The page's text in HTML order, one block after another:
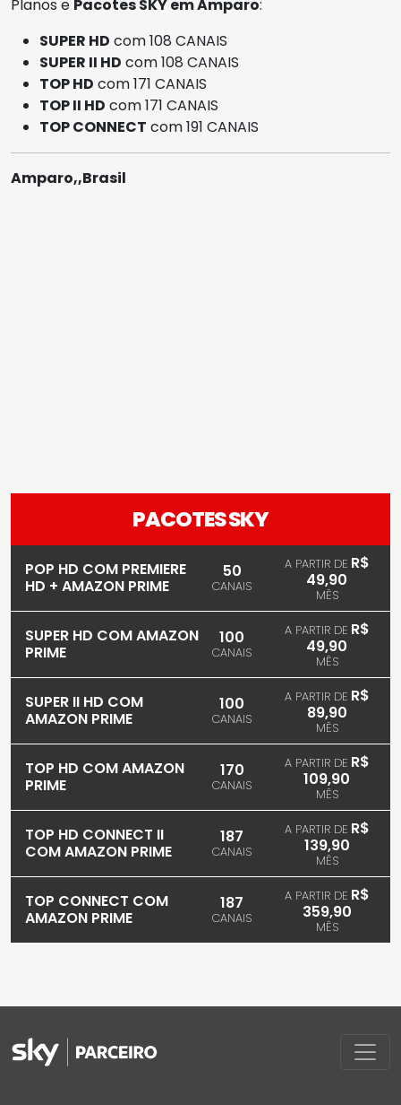
Planos e Pacotes SKY em Amparo:
SUPER HD com 108 CANAIS
SUPER II HD com 108 CANAIS
TOP HD com 171 CANAIS
TOP II HD com 171 CANAIS
TOP CONNECT com 191 CANAIS
Amparo,,Brasil
PACOTES SKY
POP HD COM PREMIERE
HD + AMAZON PRIME
50
CANAIS
A PARTIR DE R$
49,90
MÊS
SUPER HD COM AMAZON
PRIME
100
CANAIS
A PARTIR DE R$
49,90
MÊS
SUPER II HD COM
AMAZON PRIME
100
CANAIS
A PARTIR DE R$
89,90
MÊS
TOP HD COM AMAZON
PRIME
170
CANAIS
A PARTIR DE R$
109,90
MÊS
TOP HD CONNECT II
COM AMAZON PRIME
187
CANAIS
A PARTIR DE R$
139,90
MÊS
TOP CONNECT COM
AMAZON PRIME
187
CANAIS
A PARTIR DE R$
359,90
MÊS